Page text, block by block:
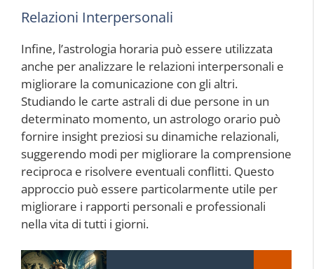
Relazioni Interpersonali
Infine, l’astrologia horaria può essere utilizzata
anche per analizzare le relazioni interpersonali e
migliorare la comunicazione con gli altri.
Studiando le carte astrali di due persone in un
determinato momento, un astrologo orario può
fornire insight preziosi su dinamiche relazionali,
suggerendo modi per migliorare la comprensione
reciproca e risolvere eventuali conflitti. Questo
approccio può essere particolarmente utile per
migliorare i rapporti personali e professionali
nella vita di tutti i giorni.